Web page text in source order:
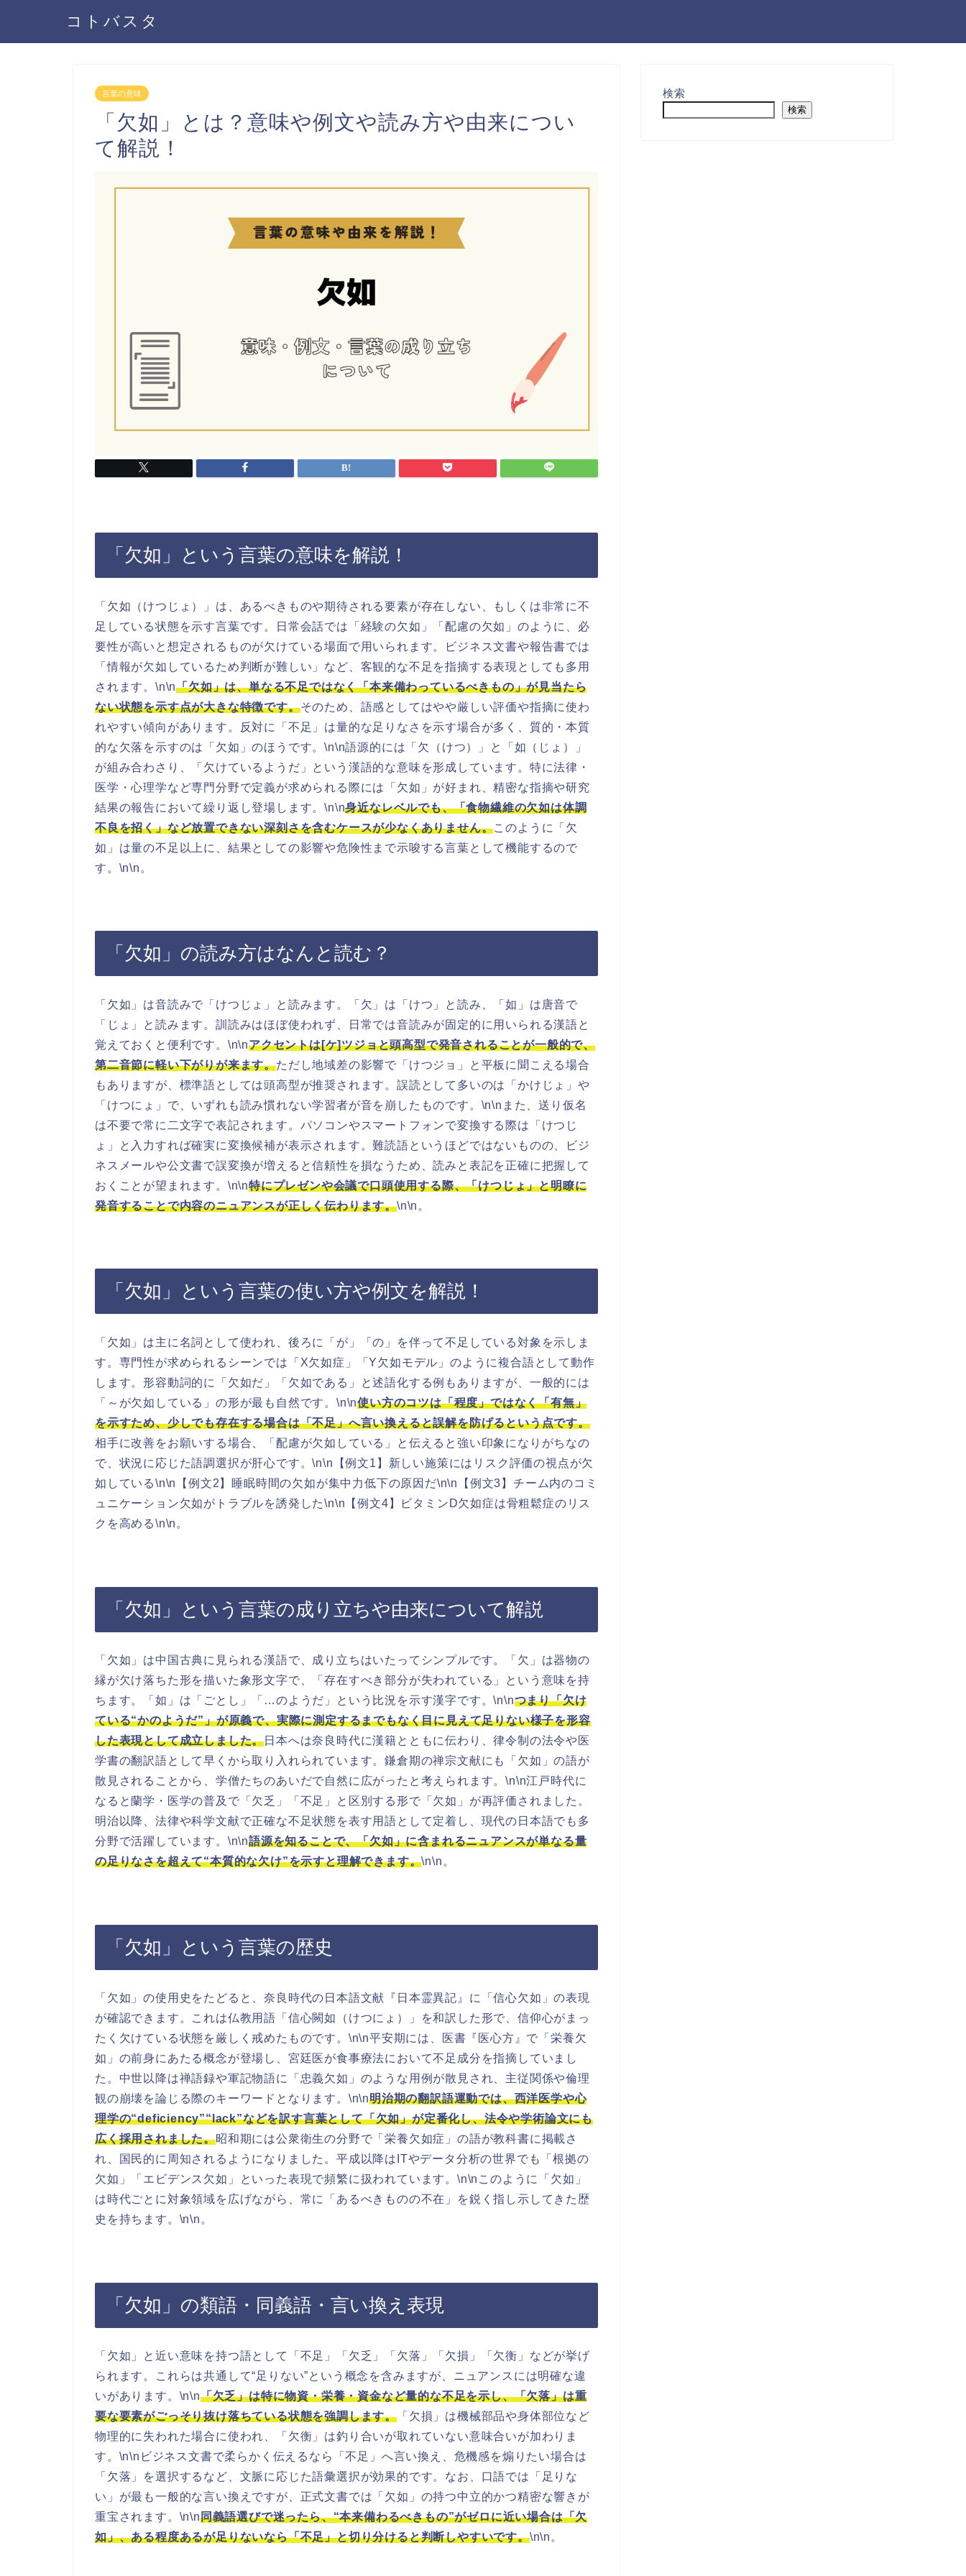
コトバスタ
言葉の意味
「欠如」とは？意味や例文や読み方や由来につい
て解説！
「欠如」という言葉の意味を解説！
「欠如（けつじょ）」は、あるべきものや期待される要素が存在しない、もしくは非常に不
足している状態を示す言葉です。日常会話では「経験の欠如」「配慮の欠如」のように、必
要性が高いと想定されるものが欠けている場面で用いられます。ビジネス文書や報告書では
「情報が欠如しているため判断が難しい」など、客観的な不足を指摘する表現としても多用
されます。\n\n「欠如」は、単なる不足ではなく「本来備わっているべきもの」が見当たら
ない状態を示す点が大きな特徴です。そのため、語感としてはやや厳しい評価や指摘に使わ
れやすい傾向があります。反対に「不足」は量的な足りなさを示す場合が多く、質的・本質
的な欠落を示すのは「欠如」のほうです。\n\n語源的には「欠（けつ）」と「如（じょ）」
が組み合わさり、「欠けているようだ」という漢語的な意味を形成しています。特に法律・
医学・心理学など専門分野で定義が求められる際には「欠如」が好まれ、精密な指摘や研究
結果の報告において繰り返し登場します。\n\n身近なレベルでも、「食物繊維の欠如は体調
不良を招く」など放置できない深刻さを含むケースが少なくありません。このように「欠
如」は量の不足以上に、結果としての影響や危険性まで示唆する言葉として機能するので
す。\n\n。
「欠如」の読み方はなんと読む？
「欠如」は音読みで「けつじょ」と読みます。「欠」は「けつ」と読み、「如」は唐音で
「じょ」と読みます。訓読みはほぼ使われず、日常では音読みが固定的に用いられる漢語と
覚えておくと便利です。\n\nアクセントは[ケ]ツジョと頭高型で発音されることが一般的で、
第二音節に軽い下がりが来ます。ただし地域差の影響で「けつジョ」と平板に聞こえる場合
もありますが、標準語としては頭高型が推奨されます。誤読として多いのは「かけじょ」や
「けつにょ」で、いずれも読み慣れない学習者が音を崩したものです。\n\nまた、送り仮名
は不要で常に二文字で表記されます。パソコンやスマートフォンで変換する際は「けつじ
ょ」と入力すれば確実に変換候補が表示されます。難読語というほどではないものの、ビジ
ネスメールや公文書で誤変換が増えると信頼性を損なうため、読みと表記を正確に把握して
おくことが望まれます。\n\n特にプレゼンや会議で口頭使用する際、「けつじょ」と明瞭に
発音することで内容のニュアンスが正しく伝わります。\n\n。
「欠如」という言葉の使い方や例文を解説！
「欠如」は主に名詞として使われ、後ろに「が」「の」を伴って不足している対象を示しま
す。専門性が求められるシーンでは「X欠如症」「Y欠如モデル」のように複合語として動作
します。形容動詞的に「欠如だ」「欠如である」と述語化する例もありますが、一般的には
「～が欠如している」の形が最も自然です。\n\n使い方のコツは「程度」ではなく「有無」
を示すため、少しでも存在する場合は「不足」へ言い換えると誤解を防げるという点です。
相手に改善をお願いする場合、「配慮が欠如している」と伝えると強い印象になりがちなの
で、状況に応じた語調選択が肝心です。\n\n【例文1】新しい施策にはリスク評価の視点が欠
如している\n\n【例文2】睡眠時間の欠如が集中力低下の原因だ\n\n【例文3】チーム内のコミ
ュニケーション欠如がトラブルを誘発した\n\n【例文4】ビタミンD欠如症は骨粗鬆症のリス
クを高める\n\n。
「欠如」という言葉の成り立ちや由来について解説
「欠如」は中国古典に見られる漢語で、成り立ちはいたってシンプルです。「欠」は器物の
縁が欠け落ちた形を描いた象形文字で、「存在すべき部分が失われている」という意味を持
ちます。「如」は「ごとし」「…のようだ」という比況を示す漢字です。\n\nつまり「欠け
ている“かのようだ”」が原義で、実際に測定するまでもなく目に見えて足りない様子を形容
した表現として成立しました。日本へは奈良時代に漢籍とともに伝わり、律令制の法令や医
学書の翻訳語として早くから取り入れられています。鎌倉期の禅宗文献にも「欠如」の語が
散見されることから、学僧たちのあいだで自然に広がったと考えられます。\n\n江戸時代に
なると蘭学・医学の普及で「欠乏」「不足」と区別する形で「欠如」が再評価されました。
明治以降、法律や科学文献で正確な不足状態を表す用語として定着し、現代の日本語でも多
分野で活躍しています。\n\n語源を知ることで、「欠如」に含まれるニュアンスが単なる量
の足りなさを超えて“本質的な欠け”を示すと理解できます。\n\n。
「欠如」という言葉の歴史
「欠如」の使用史をたどると、奈良時代の日本語文献『日本霊異記』に「信心欠如」の表現
が確認できます。これは仏教用語「信心闕如（けつにょ）」を和訳した形で、信仰心がまっ
たく欠けている状態を厳しく戒めたものです。\n\n平安期には、医書『医心方』で「栄養欠
如」の前身にあたる概念が登場し、宮廷医が食事療法において不足成分を指摘していまし
た。中世以降は禅語録や軍記物語に「忠義欠如」のような用例が散見され、主従関係や倫理
観の崩壊を論じる際のキーワードとなります。\n\n明治期の翻訳語運動では、西洋医学や心
理学の“deficiency”“lack”などを訳す言葉として「欠如」が定番化し、法令や学術論文にも
広く採用されました。昭和期には公衆衛生の分野で「栄養欠如症」の語が教科書に掲載さ
れ、国民的に周知されるようになりました。平成以降はITやデータ分析の世界でも「根拠の
欠如」「エビデンス欠如」といった表現で頻繁に扱われています。\n\nこのように「欠如」
は時代ごとに対象領域を広げながら、常に「あるべきものの不在」を鋭く指し示してきた歴
史を持ちます。\n\n。
「欠如」の類語・同義語・言い換え表現
「欠如」と近い意味を持つ語として「不足」「欠乏」「欠落」「欠損」「欠衡」などが挙げ
られます。これらは共通して“足りない”という概念を含みますが、ニュアンスには明確な違
いがあります。\n\n「欠乏」は特に物資・栄養・資金など量的な不足を示し、「欠落」は重
要な要素がごっそり抜け落ちている状態を強調します。 「欠損」は機械部品や身体部位など
物理的に失われた場合に使われ、「欠衡」は釣り合いが取れていない意味合いが加わりま
す。\n\nビジネス文書で柔らかく伝えるなら「不足」へ言い換え、危機感を煽りたい場合は
「欠落」を選択するなど、文脈に応じた語彙選択が効果的です。なお、口語では「足りな
い」が最も一般的な言い換えですが、正式文書では「欠如」の持つ中立的かつ精密な響きが
重宝されます。\n\n同義語選びで迷ったら、“本来備わるべきもの”がゼロに近い場合は「欠
如」、ある程度あるが足りないなら「不足」と切り分けると判断しやすいです。\n\n。
検索
検索